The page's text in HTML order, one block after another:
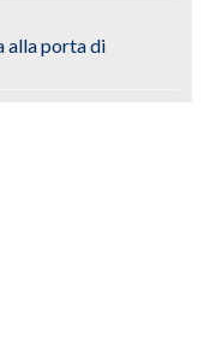
alla porta di